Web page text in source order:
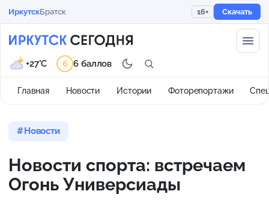
ИркутскБратск 16+ Скачать
Главная Новости Истории Фоторепортажи
+27°C 6 6 баллов
Новости
Новости спорта: встречаем
Огонь Универсиады